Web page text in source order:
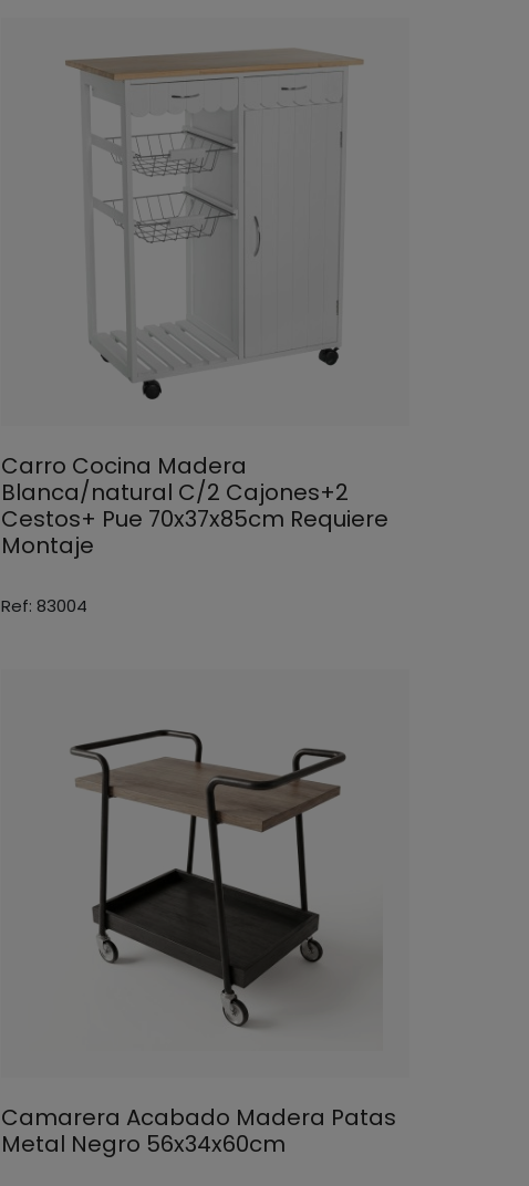
Carro Cocina Madera
Blanca/natural C/2 Cajones+2
Cestos+ Pue 70x37x85cm Requiere
Montaje
Ref: 83004
Camarera Acabado Madera Patas
Metal Negro 56x34x60cm